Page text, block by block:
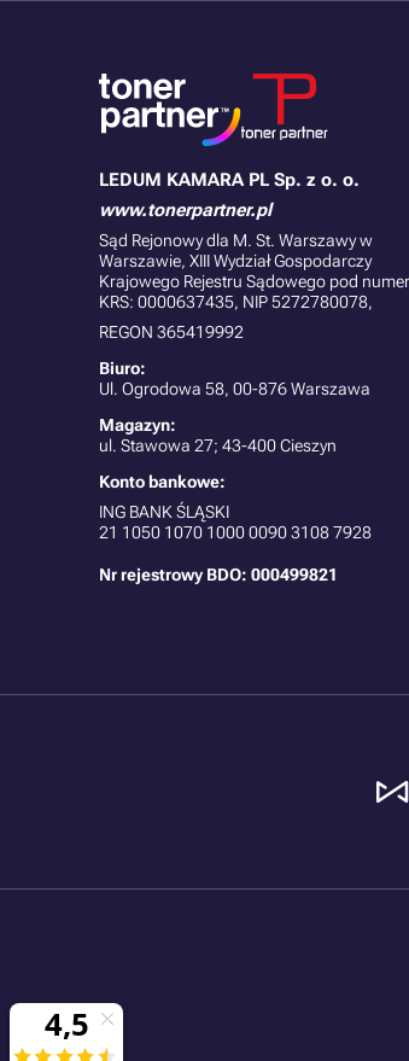
LEDUM KAMARA PL Sp. z o. o.
www.tonerpartner.pl
Sąd Rejonowy dla M. St. Warszawy w
Warszawie, XIII Wydział Gospodarczy
Krajowego Rejestru Sądowego pod
KRS: 0000637435, NIP 5272780078,
REGON 365419992
Biuro:
Ul. Ogrodowa 58, 00-876 Warszawa
Magazyn:
ul. Stawowa 27; 43-400 Cieszyn
Konto bankowe:
ING BANK ŚLĄSKI
21 1050 1070 1000 0090 3108 7928
Nr rejestrowy BDO: 000499821